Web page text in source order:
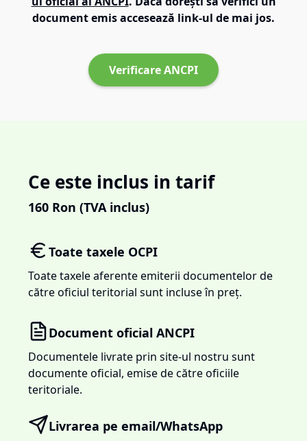
document emis accesează link-ul de mai jos.
Verificare ANCPI
Ce este inclus in tarif
160 Ron (TVA inclus)
Toate taxele OCPI
Toate taxele aferente emiterii documentelor de
către oficiul teritorial sunt incluse în preț.
Document oficial ANCPI
Documentele livrate prin site-ul nostru sunt
documente oficial, emise de către oficiile
teritoriale.
Livrarea pe email/WhatsApp